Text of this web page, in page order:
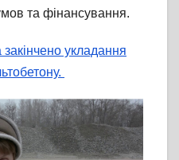
та фінансування.
укладання